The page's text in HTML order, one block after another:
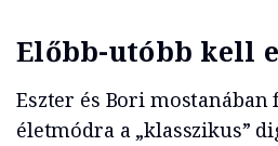
Előbb-utóbb kell
Eszter és Bori
életmódra a „klasszikus”